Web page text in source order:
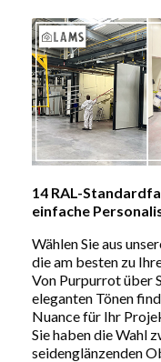
14 RAL-
einfache
Wählen Sie aus
die am besten zu
Von Purpurrot über
eleganten Tönen
Nuance für Ihr
Sie haben die Wahl
seidenglänzenden